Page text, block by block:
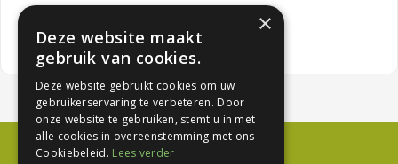
×
Deze website maakt
gebruik van cookies.
Deze website gebruikt cookies om uw
gebruikerservaring te verbeteren. Door
onze website te gebruiken, stemt u in met
alle cookies in overeenstemming met ons
Cookiebeleid. Lees verder